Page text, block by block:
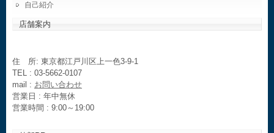
自己紹介
店舗案内
住 所: 東京都江戸川区上一色3-9-1
TEL : 03-5662-0107
mail : お問い合わせ
営業日 : 年中無休
営業時間 : 9:00～19:00